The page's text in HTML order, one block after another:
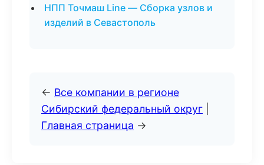
НПП Точмаш Line — Сборка узлов и
изделий в Севастополь
← Все компании в регионе
Сибирский федеральный округ
Главная страница →